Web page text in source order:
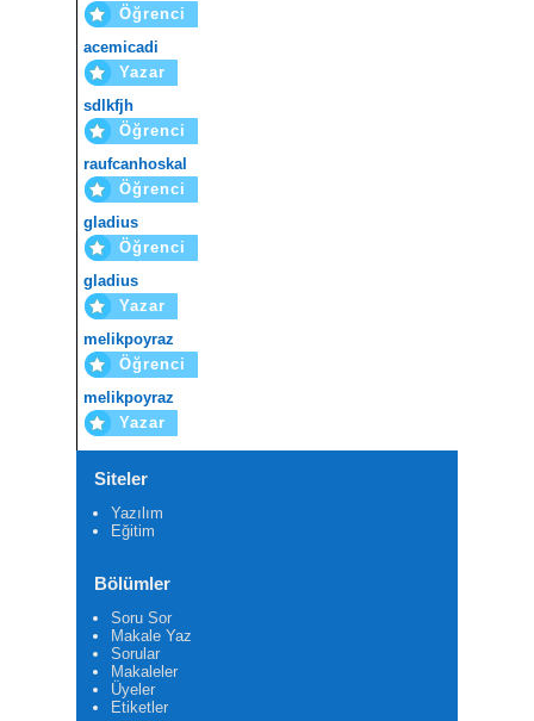
Öğrenci
acemicadi
Yazar
sdlkfjh
Öğrenci
raufcanhoskal
Öğrenci
gladius
Öğrenci
gladius
Yazar
melikpoyraz
Öğrenci
melikpoyraz
Yazar
Siteler
Yazılım
Eğitim
Bölümler
Soru Sor
Makale Yaz
Sorular
Makaleler
Üyeler
Etiketler